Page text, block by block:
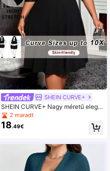
SHEIN CURVE+
SHEIN CURVE+ Nagy méretű elegá
ns, egyszínű csipke patchwork ruh
a, őszi
2 maradt
18.49€